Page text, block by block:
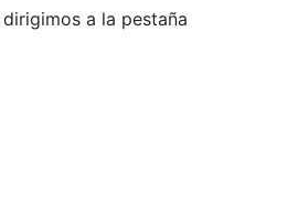
a la pestaña